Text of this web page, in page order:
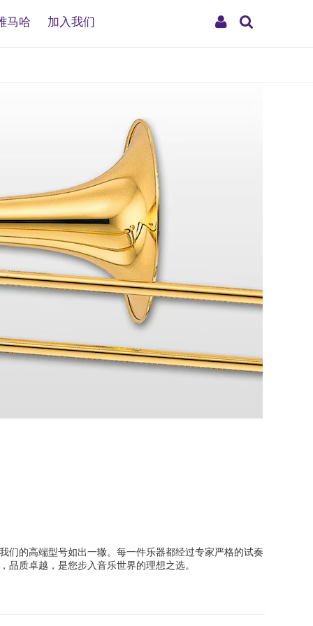
My
马哈 加入我们
们的高端型号如出一辙。每一件乐器都经过专家严格的试奏
质卓越，是您步入音乐世界的理想之选。